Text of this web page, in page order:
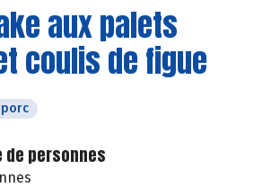
aux palets
coulis de figue
porc
de personnes